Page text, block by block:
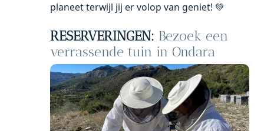
planeet terwijl jij er volop van geniet! 💚
RESERVERINGEN: Bezoek een
verrassende tuin in Ondara